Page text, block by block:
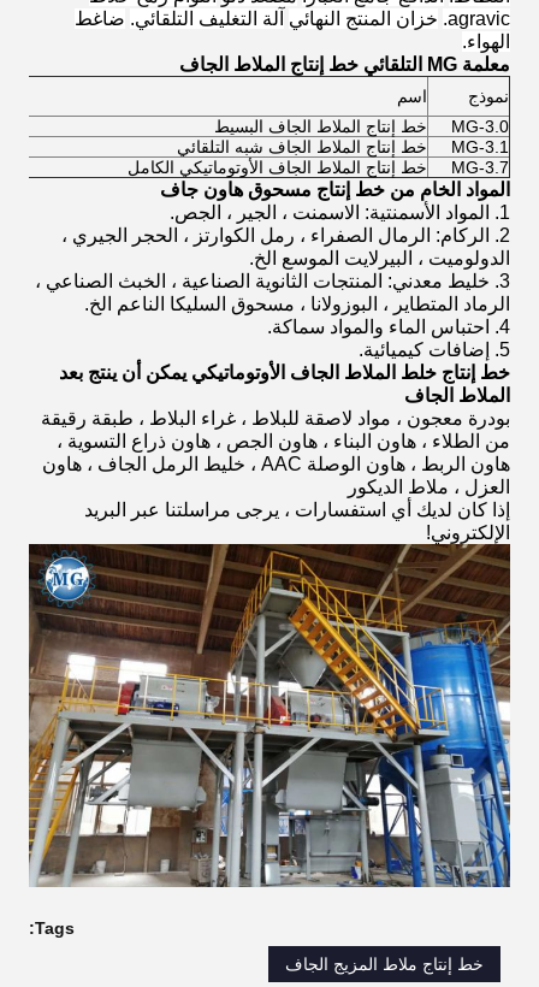
agravic. خزان المنتج النهائي آلة التغليف التلقائي. ضاغط
الهواء.
معلمة MG التلقائي خط إنتاج الملاط الجاف
نموذج اسم
MG-3.0
خط إنتاج الملاط الجاف البسيط
MG-3.1
خط إنتاج الملاط الجاف شبه التلقائي
MG-3.7
خط إنتاج الملاط الجاف الأوتوماتيكي الكامل
المواد الخام من خط إنتاج مسحوق هاون جاف
1. المواد الأسمنتية: الاسمنت ، الجير ، الجص.
2. الركام: الرمال الصفراء ، رمل الكوارتز ، الحجر الجيري ،
الدولوميت ، البيرلايت الموسع الخ.
3. خليط معدني: المنتجات الثانوية الصناعية ، الخبث الصناعي ،
الرماد المتطاير ، البوزولانا ، مسحوق السليكا الناعم الخ.
4. احتباس الماء والمواد سماكة.
5. إضافات كيميائية.
خط إنتاج خلط الملاط الجاف الأوتوماتيكي يمكن أن ينتج بعد
الملاط الجاف
بودرة معجون ، مواد لاصقة للبلاط ، غراء البلاط ، طبقة رقيقة
من الطلاء ، هاون البناء ، هاون الجص ، هاون ذراع التسوية ،
هاون الربط ، هاون الوصلة AAC ، خليط الرمل الجاف ، هاون
العزل ، ملاط ​​الديكور
إذا كان لديك أي استفسارات ، يرجى مراسلتنا عبر البريد
الإلكتروني!
Tags:
خط إنتاج ملاط ​​المزيج الجاف